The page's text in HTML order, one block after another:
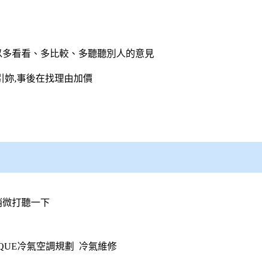
看看、多比較、多聽聽別人的意見
妳,事後在找理由加價
打聽一下
冷氣空調規劃 冷氣維修